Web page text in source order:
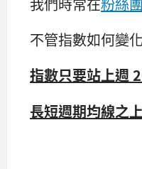
不管指數如何變
指數只要站上週
長短週期均線之